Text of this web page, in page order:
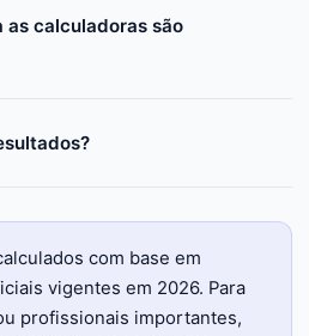
as calculadoras são
com base em
vigentes em 2026. Para
profissionais importantes,